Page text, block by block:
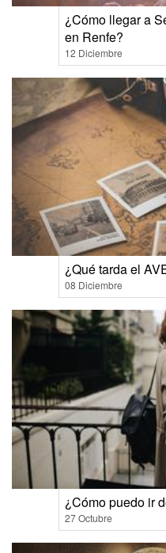
¿Cómo llegar a
en Renfe?
12 Diciembre
¿Qué tarda el
08 Diciembre
¿Cómo puedo ir
27 Octubre